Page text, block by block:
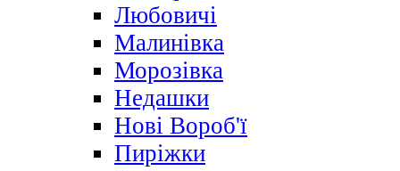
Любовичі
Малинівка
Морозівка
Недашки
Нові Вороб'ї
Пиріжки